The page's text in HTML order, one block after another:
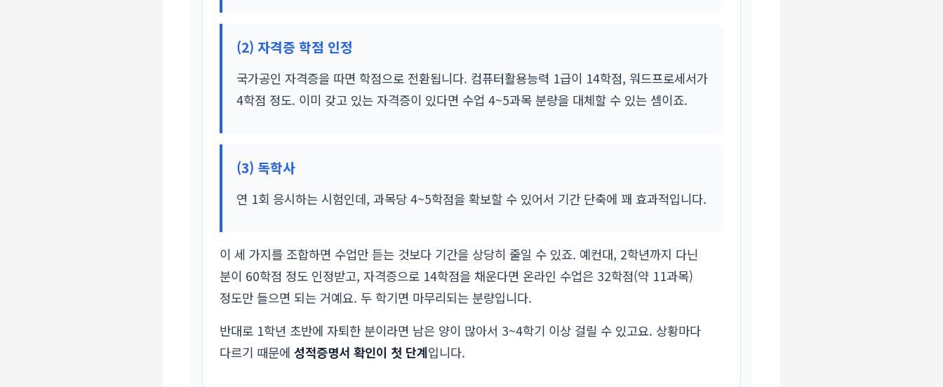
(2) 자격증 학점 인정
국가공인 자격증을 따면 학점으로 전환됩니다. 컴퓨터활용능력 1급이 14학점, 워드프로세서가
4학점 정도. 이미 갖고 있는 자격증이 있다면 수업 4~5과목 분량을 대체할 수 있는 셈이죠.
(3) 독학사
연 1회 응시하는 시험인데, 과목당 4~5학점을 확보할 수 있어서 기간 단축에 꽤 효과적입니다.
이 세 가지를 조합하면 수업만 듣는 것보다 기간을 상당히 줄일 수 있죠. 예컨대, 2학년까지 다닌
분이 60학점 정도 인정받고, 자격증으로 14학점을 채운다면 온라인 수업은 32학점(약 11과목)
정도만 들으면 되는 거예요. 두 학기면 마무리되는 분량입니다.
반대로 1학년 초반에 자퇴한 분이라면 남은 양이 많아서 3~4학기 이상 걸릴 수 있고요. 상황마다
다르기 때문에 성적증명서 확인이 첫 단계입니다.